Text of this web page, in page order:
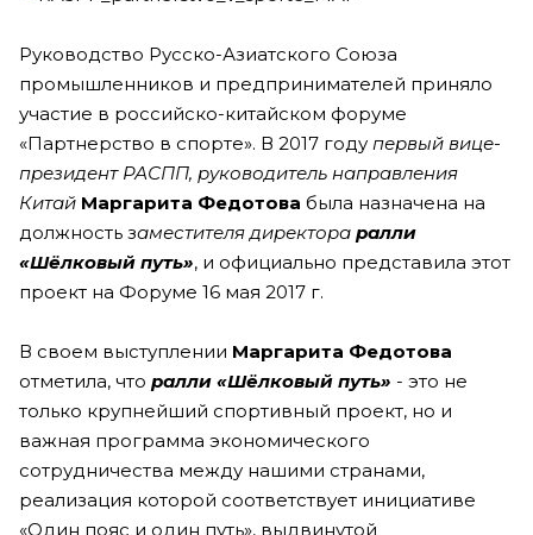
Руководство Русско-Азиатского Союза
промышленников и предпринимателей приняло
участие в российско-китайском форуме
«Партнерство в спорте». В 2017 году первый вице-
президент РАСПП, руководитель направления
Китай Маргарита Федотова была назначена на
должность заместителя директора ралли
«Шёлковый путь», и официально представила этот
проект на Форуме 16 мая 2017 г.
В своем выступлении Маргарита Федотова
отметила, что ралли «Шёлковый путь» - это не
только крупнейший спортивный проект, но и
важная программа экономического
сотрудничества между нашими странами,
реализация которой соответствует инициативе
«Один пояс и один путь», выдвинутой